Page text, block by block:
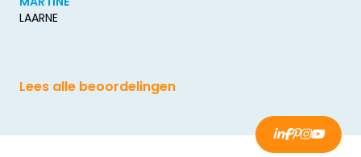
LAARNE
Lees alle beoordelingen